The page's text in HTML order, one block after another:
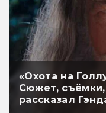
«Охота на
Сюжет,
рассказал